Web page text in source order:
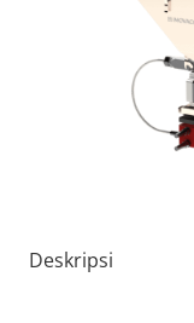
Deskripsi